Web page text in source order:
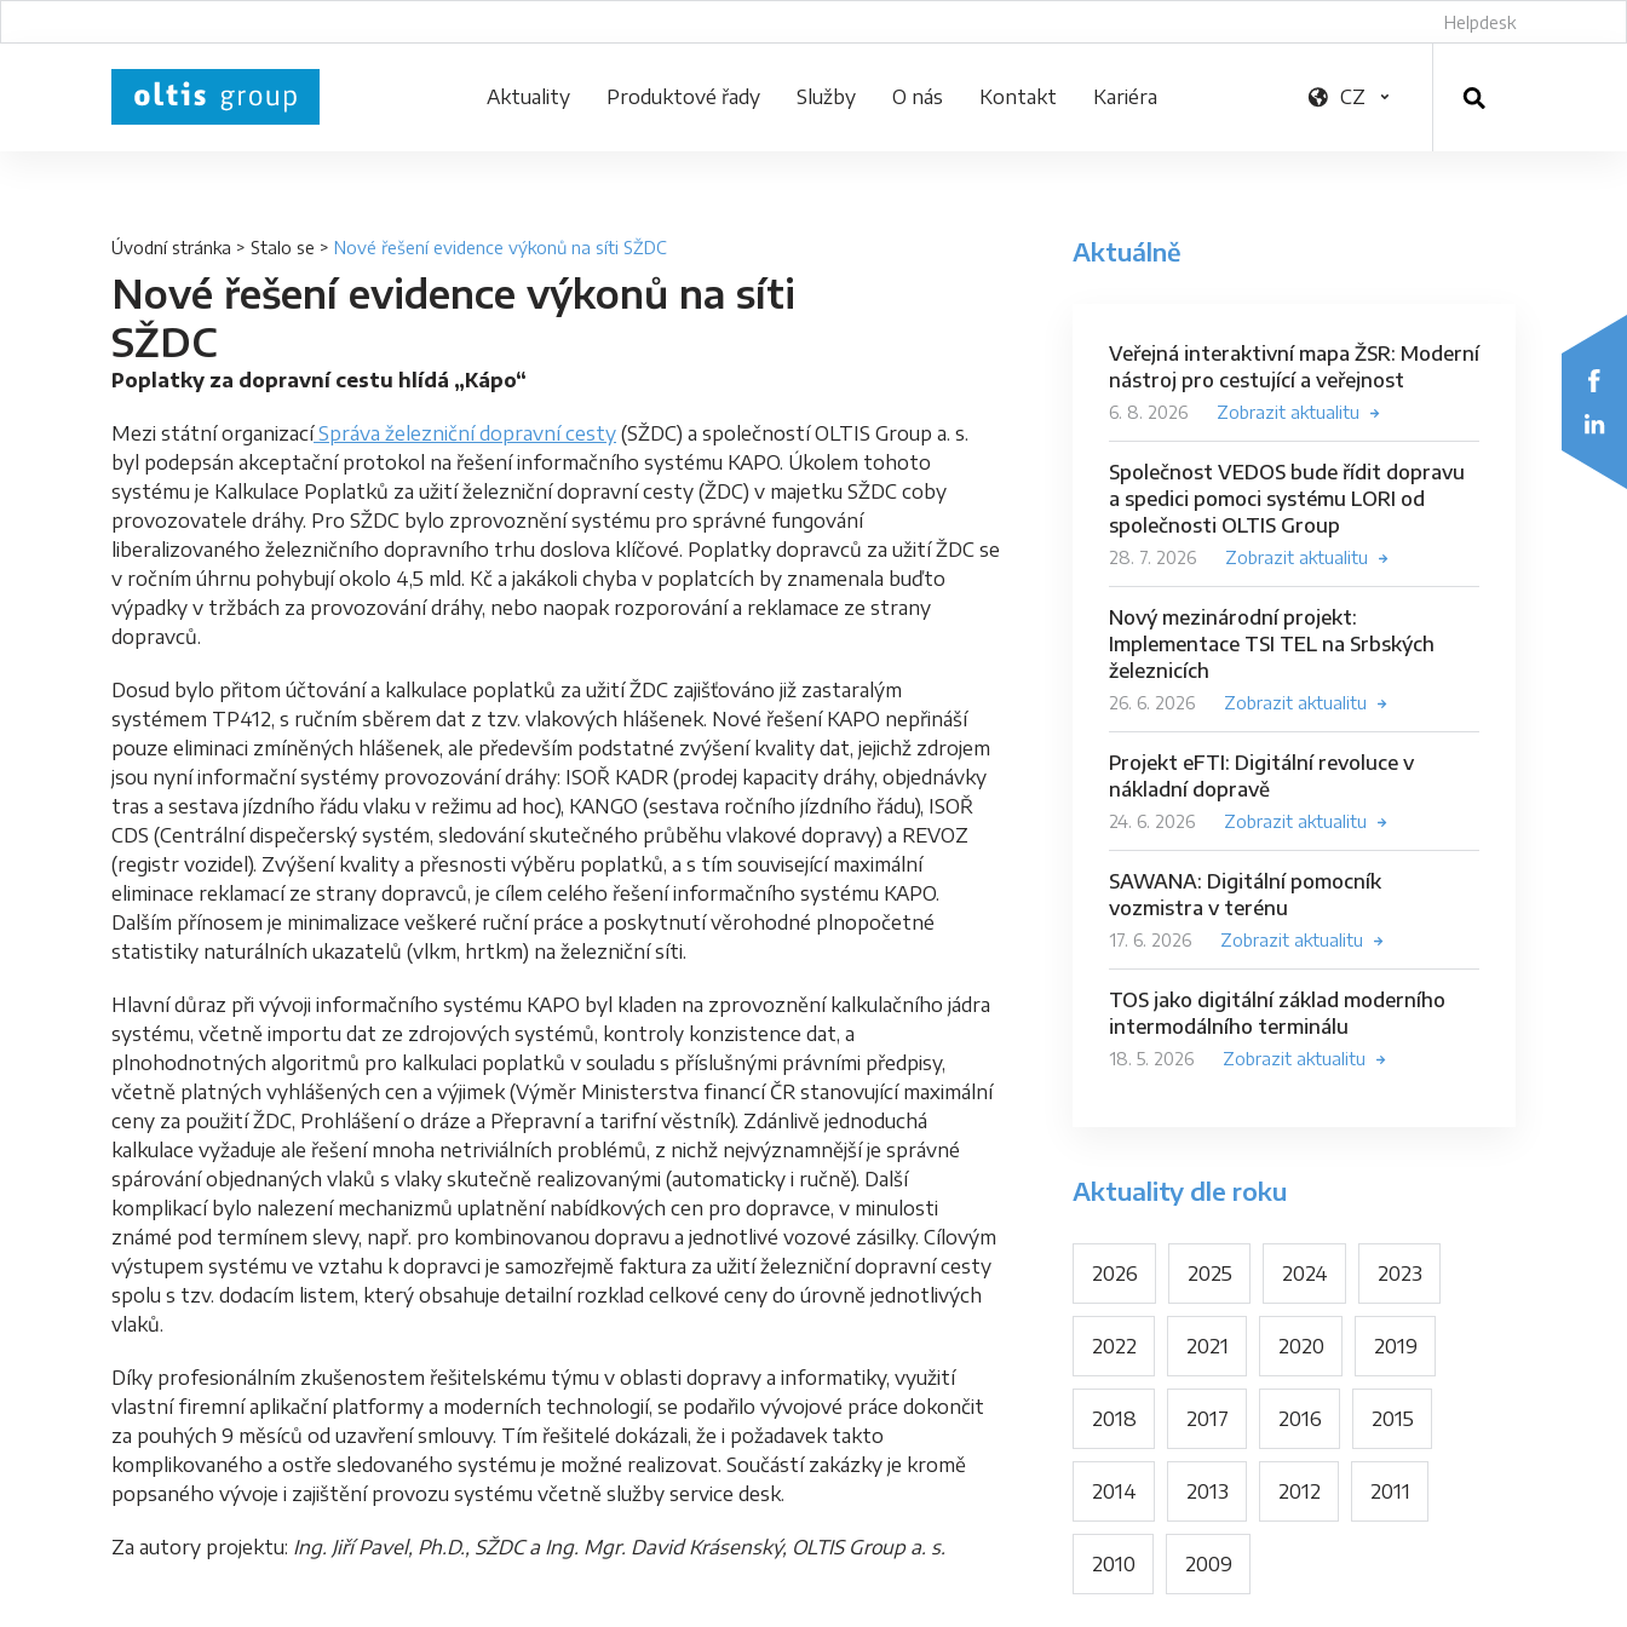
Helpdesk
Aktuality Produktové řady Služby O nás Kontakt Kariéra CZ
Úvodní stránka > Stalo se > Nové řešení evidence výkonů na síti SŽDC
Nové řešení evidence výkonů na síti
SŽDC
Poplatky za dopravní cestu hlídá „Kápo“
Mezi státní organizacíSpráva železniční dopravní cesty (SŽDC) a společností OLTIS Group a. s.
byl podepsán akceptační protokol na řešení informačního systému KAPO. Úkolem tohoto
systému je Kalkulace Poplatků za užití železniční dopravní cesty (ŽDC) v majetku SŽDC coby
provozovatele dráhy. Pro SŽDC bylo zprovoznění systému pro správné fungování
liberalizovaného železničního dopravního trhu doslova klíčové. Poplatky dopravců za užití ŽDC se
v ročním úhrnu pohybují okolo 4,5 mld. Kč a jakákoli chyba v poplatcích by znamenala buďto
výpadky v tržbách za provozování dráhy, nebo naopak rozporování a reklamace ze strany
dopravců.
Dosud bylo přitom účtování a kalkulace poplatků za užití ŽDC zajišťováno již zastaralým
systémem TP412, s ručním sběrem dat z tzv. vlakových hlášenek. Nové řešení KAPO nepřináší
pouze eliminaci zmíněných hlášenek, ale především podstatné zvýšení kvality dat, jejichž zdrojem
jsou nyní informační systémy provozování dráhy: ISOŘ KADR (prodej kapacity dráhy, objednávky
tras a sestava jízdního řádu vlaku v režimu ad hoc), KANGO (sestava ročního jízdního řádu), ISOŘ
CDS (Centrální dispečerský systém, sledování skutečného průběhu vlakové dopravy) a REVOZ
(registr vozidel). Zvýšení kvality a přesnosti výběru poplatků, a s tím související maximální
eliminace reklamací ze strany dopravců, je cílem celého řešení informačního systému KAPO.
Dalším přínosem je minimalizace veškeré ruční práce a poskytnutí věrohodné plnopočetné
statistiky naturálních ukazatelů (vlkm, hrtkm) na železniční síti.
Hlavní důraz při vývoji informačního systému KAPO byl kladen na zprovoznění kalkulačního jádra
systému, včetně importu dat ze zdrojových systémů, kontroly konzistence dat, a
plnohodnotných algoritmů pro kalkulaci poplatků v souladu s příslušnými právními předpisy,
včetně platných vyhlášených cen a výjimek (Výměr Ministerstva financí ČR stanovující maximální
ceny za použití ŽDC, Prohlášení o dráze a Přepravní a tarifní věstník). Zdánlivě jednoduchá
kalkulace vyžaduje ale řešení mnoha netriviálních problémů, z nichž nejvýznamnější je správné
spárování objednaných vlaků s vlaky skutečně realizovanými (automaticky i ručně). Další
komplikací bylo nalezení mechanizmů uplatnění nabídkových cen pro dopravce, v minulosti
známé pod termínem slevy, např. pro kombinovanou dopravu a jednotlivé vozové zásilky. Cílovým
výstupem systému ve vztahu k dopravci je samozřejmě faktura za užití železniční dopravní cesty
spolu s tzv. dodacím listem, který obsahuje detailní rozklad celkové ceny do úrovně jednotlivých
vlaků.
Díky profesionálním zkušenostem řešitelskému týmu v oblasti dopravy a informatiky, využití
vlastní firemní aplikační platformy a moderních technologií, se podařilo vývojové práce dokončit
za pouhých 9 měsíců od uzavření smlouvy. Tím řešitelé dokázali, že i požadavek takto
komplikovaného a ostře sledovaného systému je možné realizovat. Součástí zakázky je kromě
popsaného vývoje i zajištění provozu systému včetně služby service desk.
Za autory projektu: Ing. Jiří Pavel, Ph.D., SŽDC a Ing. Mgr. David Krásenský, OLTIS Group a. s.
Aktuálně
Veřejná interaktivní mapa ŽSR: Moderní
nástroj pro cestující a veřejnost
6. 8. 2026 Zobrazit aktualitu
Společnost VEDOS bude řídit dopravu
a spedici pomoci systému LORI od
společnosti OLTIS Group
28. 7. 2026 Zobrazit aktualitu
Nový mezinárodní projekt:
Implementace TSI TEL na Srbských
železnicích
26. 6. 2026 Zobrazit aktualitu
Projekt eFTI: Digitální revoluce v
nákladní dopravě
24. 6. 2026 Zobrazit aktualitu
SAWANA: Digitální pomocník
vozmistra v terénu
17. 6. 2026 Zobrazit aktualitu
TOS jako digitální základ moderního
intermodálního terminálu
18. 5. 2026 Zobrazit aktualitu
Aktuality dle roku
2026 2025 2024 2023
2022 2021 2020 2019
2018 2017 2016 2015
2014 2013 2012 2011
2010 2009